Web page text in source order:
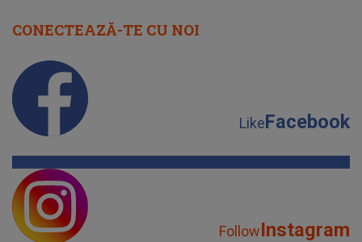
CONECTEAZĂ-TE CU NOI
LikeFacebook
FollowInstagram